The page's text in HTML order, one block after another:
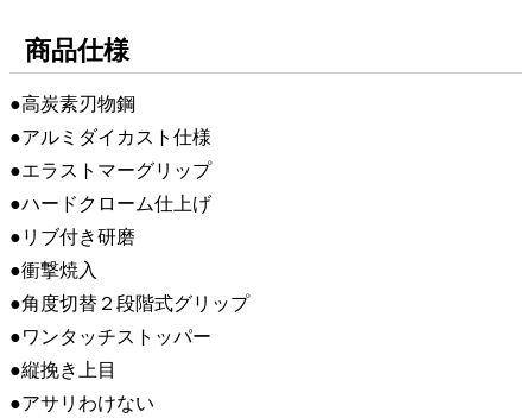
商品仕様
●高炭素刃物鋼
●アルミダイカスト仕様
●エラストマーグリップ
●ハードクローム仕上げ
●リブ付き研磨
●衝撃焼入
●角度切替２段階式グリップ
●ワンタッチストッパー
●縦挽き上目
●アサリわけない